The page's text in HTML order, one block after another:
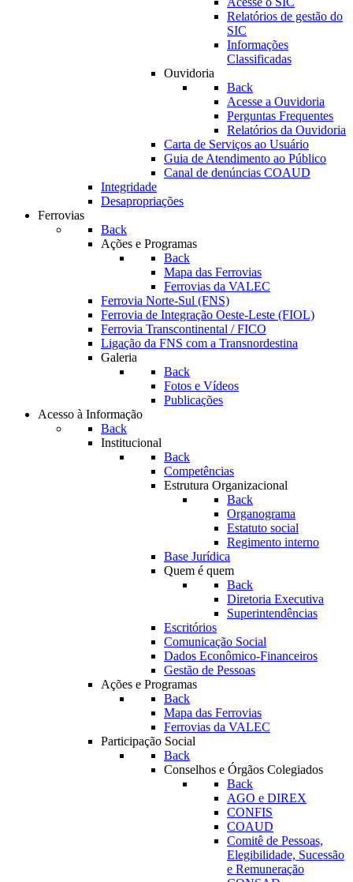
Relatórios de gestão do
SIC
Informações
Classificadas
Ouvidoria
Back
Acesse a Ouvidoria
Perguntas Frequentes
Relatórios da Ouvidoria
Carta de Serviços ao Usuário
Guia de Atendimento ao Público
Canal de denúncias COAUD
Integridade
Desapropriações
Ferrovias
Back
Ações e Programas
Back
Mapa das Ferrovias
Ferrovias da VALEC
Ferrovia Norte-Sul (FNS)
Ferrovia de Integração Oeste-Leste (FIOL)
Ferrovia Transcontinental / FICO
Ligação da FNS com a Transnordestina
Galeria
Back
Fotos e Vídeos
Publicações
Acesso à Informação
Back
Institucional
Back
Competências
Estrutura Organizacional
Back
Organograma
Estatuto social
Regimento interno
Base Jurídica
Quem é quem
Back
Diretoria Executiva
Superintendências
Escritórios
Comunicação Social
Dados Econômico-Financeiros
Gestão de Pessoas
Ações e Programas
Back
Mapa das Ferrovias
Ferrovias da VALEC
Participação Social
Back
Conselhos e Órgãos Colegiados
Back
AGO e DIREX
CONFIS
COAUD
Comitê de Pessoas,
Elegibilidade, Sucessão
e Remuneração